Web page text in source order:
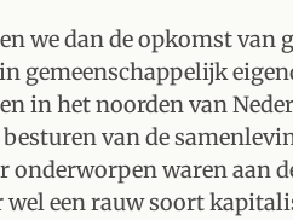
we dan de opkomst
gemeenschappelijk
in het noorden van
van de
onderworpen waren aan
wel een rauw soort